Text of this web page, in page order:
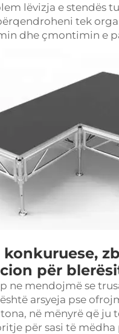
lëvizja e stendës
tek
dhe çmontimin e
konkuruese,
për
ne mendojmë se
arsyeja pse
në mënyrë që ju
për sasi të